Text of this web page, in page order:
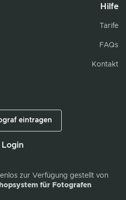
Hilfe
Tarife
FAQs
Kontakt
eintragen
Login
zur Verfügung gestellt von
für Fotografen